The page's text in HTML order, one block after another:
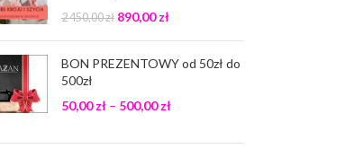
2 450,00zł 890,00zł
BON PREZENTOWY od 50zł do
500zł
50,00zł – 500,00zł